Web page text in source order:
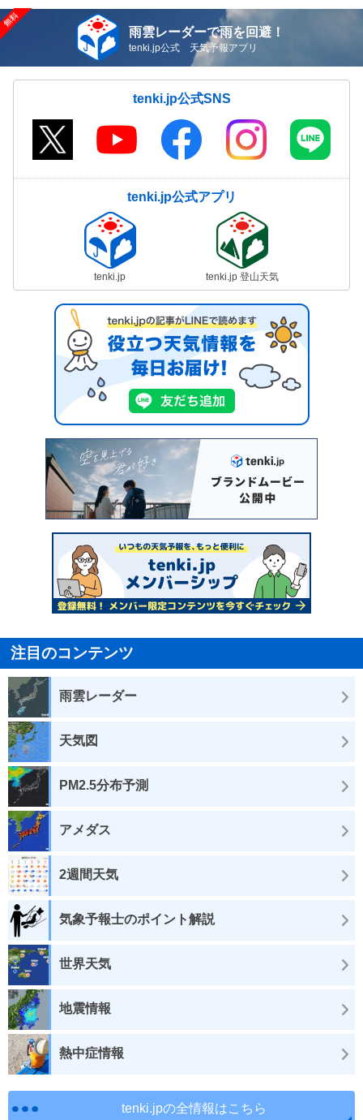
雨雲レーダーで雨を回避！
tenki.jp公式 天気予報アプリ
tenki.jp公式SNS
tenki.jp公式アプリ
tenki.jp tenki.jp 登山天気
注目のコンテンツ
雨雲レーダー
天気図
PM2.5分布予測
アメダス
2週間天気
気象予報士のポイント解説
世界天気
地震情報
熱中症情報
tenki.jpの全情報はこちら